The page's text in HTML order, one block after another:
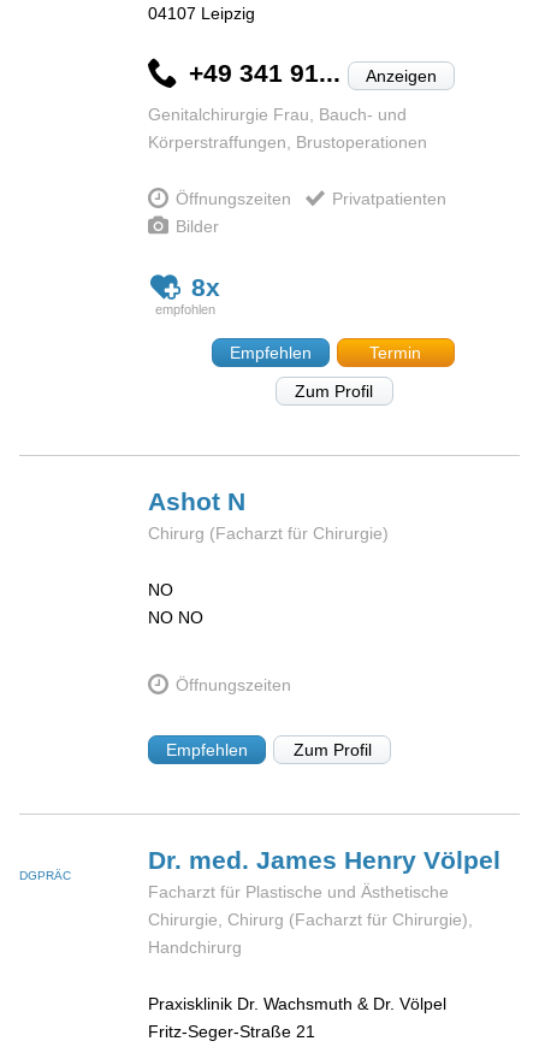
04107 Leipzig
+49 341 91... Anzeigen
Genitalchirurgie Frau, Bauch- und
Körperstraffungen, Brustoperationen
Öffnungszeiten
Privatpatienten
Bilder
8x
Empfehlen
Termin
Zum Profil
Ashot N
Chirurg (Facharzt für Chirurgie)
NO
NO NO
Öffnungszeiten
Empfehlen Zum Profil
DGPRÄC
Dr. med. James HenryVölpel
Facharzt für Plastische und Ästhetische
Chirurgie, Chirurg (Facharzt für Chirurgie),
Handchirurg
Praxisklinik Dr. Wachsmuth & Dr. Völpel
Fritz-Seger-Straße 21